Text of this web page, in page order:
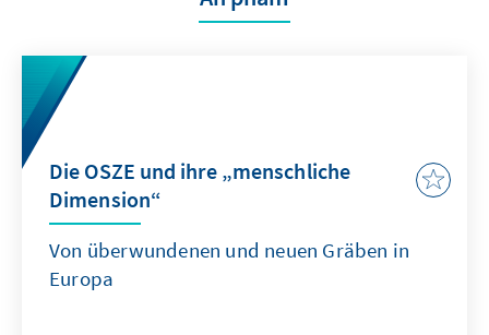
Die OSZE und ihre „menschliche
Dimension“
Von überwundenen und neuen Gräben in
Europa